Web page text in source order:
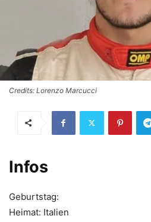
Credits: Lorenzo Marcucci
Infos
Geburtstag:
Heimat: Italien